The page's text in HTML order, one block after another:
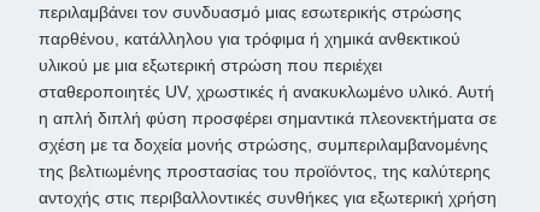
περιλαμβάνει τον συνδυασμό μιας εσωτερικής στρώσης
παρθένου, κατάλληλου για τρόφιμα ή χημικά ανθεκτικού
υλικού με μια εξωτερική στρώση που περιέχει
σταθεροποιητές UV, χρωστικές ή ανακυκλωμένο υλικό. Αυτή
η απλή διπλή φύση προσφέρει σημαντικά πλεονεκτήματα σε
σχέση με τα δοχεία μονής στρώσης, συμπεριλαμβανομένης
της βελτιωμένης προστασίας του προϊόντος, της καλύτερης
αντοχής στις περιβαλλοντικές συνθήκες για εξωτερική χρήση